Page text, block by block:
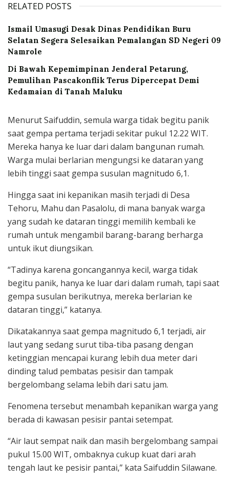
RELATED POSTS
Ismail Umasugi Desak Dinas Pendidikan Buru
Selatan Segera Selesaikan Pemalangan SD Negeri 09
Namrole
Di Bawah Kepemimpinan Jenderal Petarung,
Pemulihan Pascakonflik Terus Dipercepat Demi
Kedamaian di Tanah Maluku
Menurut Saifuddin, semula warga tidak begitu panik
saat gempa pertama terjadi sekitar pukul 12.22 WIT.
Mereka hanya ke luar dari dalam bangunan rumah.
Warga mulai berlarian mengungsi ke dataran yang
lebih tinggi saat gempa susulan magnitudo 6,1.
Hingga saat ini kepanikan masih terjadi di Desa
Tehoru, Mahu dan Pasalolu, di mana banyak warga
yang sudah ke dataran tinggi memilih kembali ke
rumah untuk mengambil barang-barang berharga
untuk ikut diungsikan.
“Tadinya karena goncangannya kecil, warga tidak
begitu panik, hanya ke luar dari dalam rumah, tapi saat
gempa susulan berikutnya, mereka berlarian ke
dataran tinggi,” katanya.
Dikatakannya saat gempa magnitudo 6,1 terjadi, air
laut yang sedang surut tiba-tiba pasang dengan
ketinggian mencapai kurang lebih dua meter dari
dinding talud pembatas pesisir dan tampak
bergelombang selama lebih dari satu jam.
Fenomena tersebut menambah kepanikan warga yang
berada di kawasan pesisir pantai setempat.
“Air laut sempat naik dan masih bergelombang sampai
pukul 15.00 WIT, ombaknya cukup kuat dari arah
tengah laut ke pesisir pantai,” kata Saifuddin Silawane.